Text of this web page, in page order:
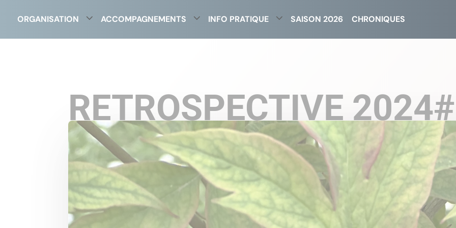
ORGANISATION ACCOMPAGNEMENTS INFO PRATIQUE SAISON 2026 CHRONIQUES
RETROSPECTIVE